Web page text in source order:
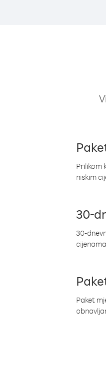
Prilikom
niskim
30-
30-
Paket